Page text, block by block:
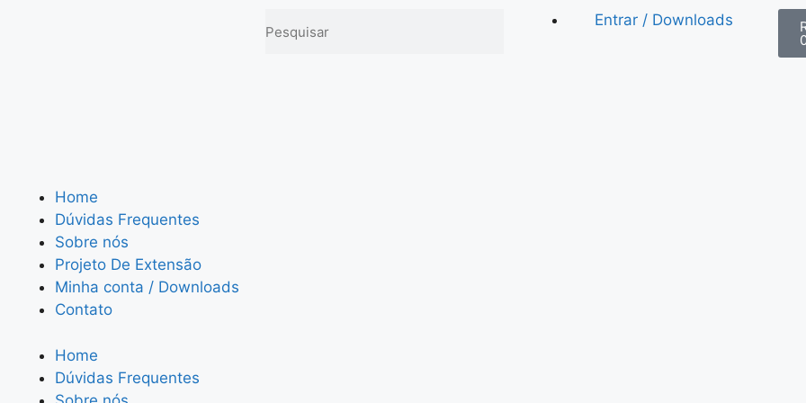
Entrar / Downloads
Home
Dúvidas Frequentes
Sobre nós
Projeto De Extensão
Minha conta / Downloads
Contato
Home
Dúvidas Frequentes